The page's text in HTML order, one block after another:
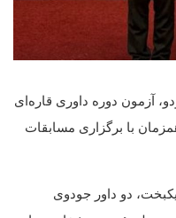
آزمون دوره داوری قاره‌ای
با برگزاری مسابقات
دو داور جودوی